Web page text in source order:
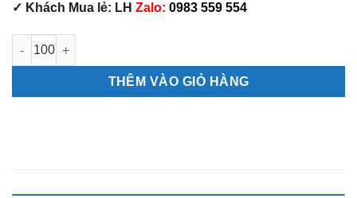
✓ Khách Mua lẻ: LH Zalo: 0983 559 554
Mẫu Lịch Bàn Đứng Xuân Tài Lộc số lượng
THÊM VÀO GIỎ HÀNG